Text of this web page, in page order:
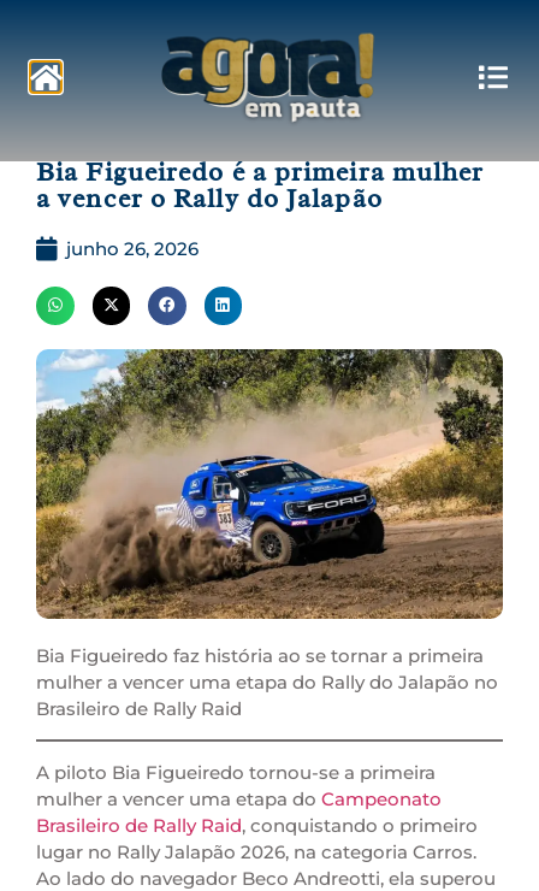
Bia Figueiredo é a primeira mulher
a vencer o Rally do Jalapão
junho 26, 2026
Bia Figueiredo faz história ao se tornar a primeira
mulher a vencer uma etapa do Rally do Jalapão no
Brasileiro de Rally Raid
A piloto Bia Figueiredo tornou-se a primeira
mulher a vencer uma etapa do Campeonato
Brasileiro de Rally Raid, conquistando o primeiro
lugar no Rally Jalapão 2026, na categoria Carros.
Ao lado do navegador Beco Andreotti, ela superou